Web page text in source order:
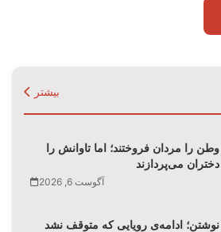
بیشتر
وطن را مردان فروختند؛ اما تاوانش را
دختران می‌پردازند
آگوست 6, 2026
نوشتن؛ ادامه‌ی رویایی که متوقف نشد